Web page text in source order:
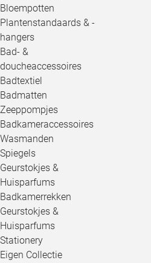
Bloempotten
Plantenstandaards & -
hangers
Bad- &
doucheaccessoires
Badtextiel
Badmatten
Zeeppompjes
Badkameraccessoires
Wasmanden
Spiegels
Geurstokjes &
Huisparfums
Badkamerrekken
Geurstokjes &
Huisparfums
Stationery
Eigen Collectie